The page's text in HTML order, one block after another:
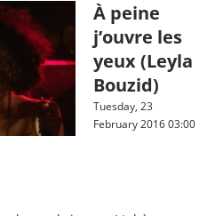
À peine
j’ouvre les
yeux (Leyla
Bouzid)
Tuesday, 23
February 2016 03:00